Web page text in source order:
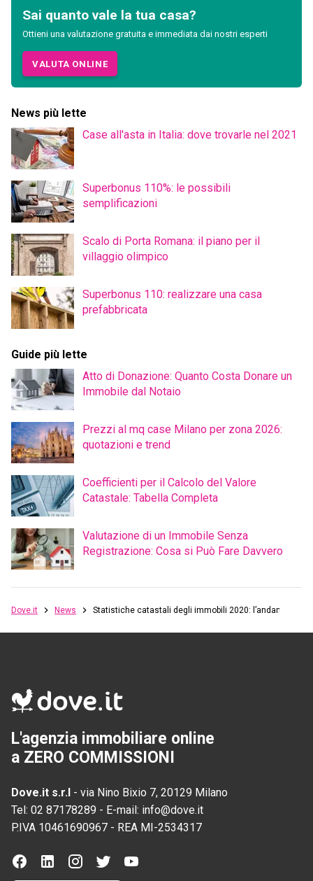
Sai quanto vale la tua casa?
Ottieni una valutazione gratuita e immediata dai nostri esperti
VALUTA ONLINE
News più lette
Case all'asta in Italia: dove trovarle nel 2021
Superbonus 110%: le possibili
semplificazioni
Scalo di Porta Romana: il piano per il
villaggio olimpico
Superbonus 110: realizzare una casa
prefabbricata
Guide più lette
Atto di Donazione: Quanto Costa Donare un
Immobile dal Notaio
Prezzi al mq case Milano per zona 2026:
quotazioni e trend
Coefficienti per il Calcolo del Valore
Catastale: Tabella Completa
Valutazione di un Immobile Senza
Registrazione: Cosa si Può Fare Davvero
Dove.it News Statistiche catastali degli immobili 2020: l’andamento
L'agenzia immobiliare online
a ZERO COMMISSIONI
Dove.it s.r.l - via Nino Bixio 7, 20129 Milano
Tel: 02 87178289 - E-mail: info@dove.it
P.IVA 10461690967 - REA MI-2534317